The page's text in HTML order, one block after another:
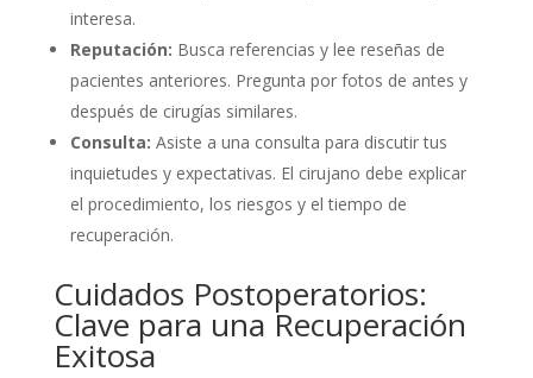
interesa.
Reputación: Busca referencias y lee reseñas de
pacientes anteriores. Pregunta por fotos de antes y
después de cirugías similares.
Consulta: Asiste a una consulta para discutir tus
inquietudes y expectativas. El cirujano debe explicar
el procedimiento, los riesgos y el tiempo de
recuperación.
Cuidados Postoperatorios:
Clave para una Recuperación
Exitosa